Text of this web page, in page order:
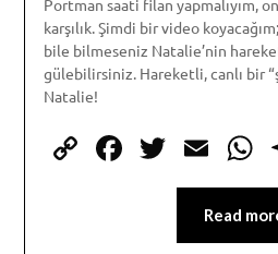
Portman saati filan yapmalıyım,
karşılık. Şimdi bir video
bile bilmeseniz Natalie’nin
gülebilirsiniz. Hareketli, canlı bir
Natalie!
CopyFacebook
Read